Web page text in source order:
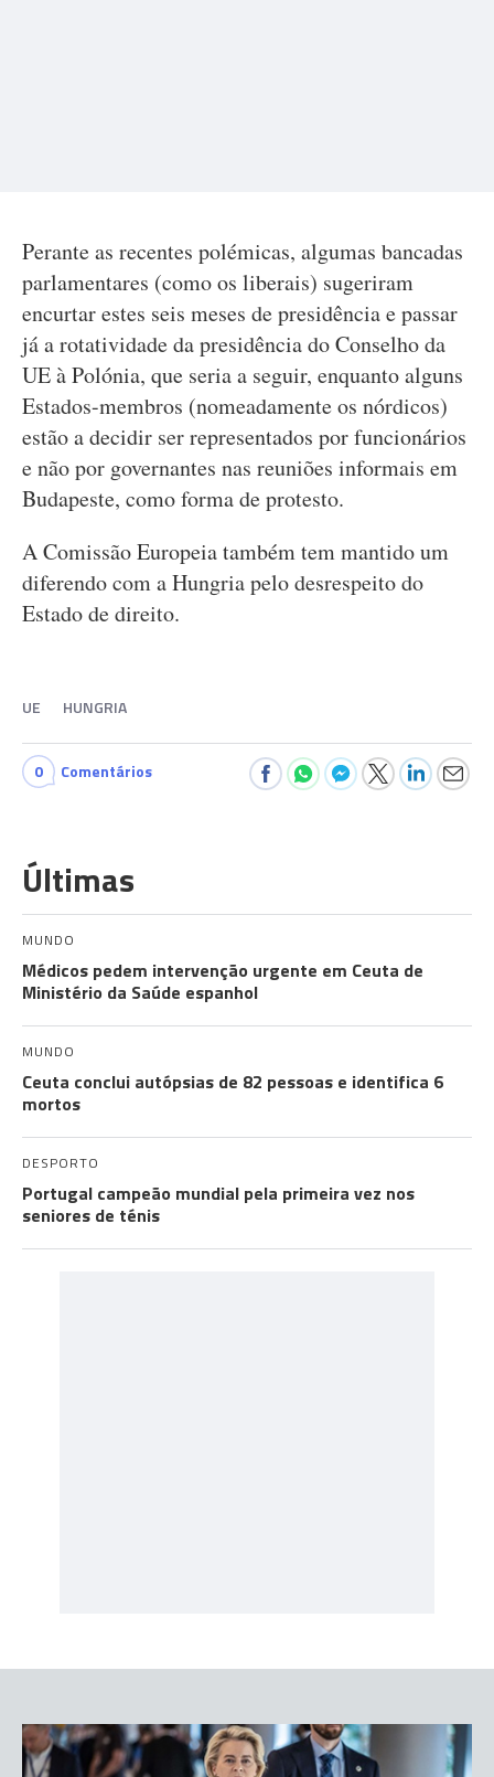
Perante as recentes polémicas, algumas bancadas
parlamentares (como os liberais) sugeriram
encurtar estes seis meses de presidência e passar
já a rotatividade da presidência do Conselho da
UE à Polónia, que seria a seguir, enquanto alguns
Estados-membros (nomeadamente os nórdicos)
estão a decidir ser representados por funcionários
e não por governantes nas reuniões informais em
Budapeste, como forma de protesto.
A Comissão Europeia também tem mantido um
diferendo com a Hungria pelo desrespeito do
Estado de direito.
UE HUNGRIA
0 Comentários
Últimas
MUNDO
Médicos pedem intervenção urgente em Ceuta de
Ministério da Saúde espanhol
MUNDO
Ceuta conclui autópsias de 82 pessoas e identifica 6
mortos
DESPORTO
Portugal campeão mundial pela primeira vez nos
seniores de ténis